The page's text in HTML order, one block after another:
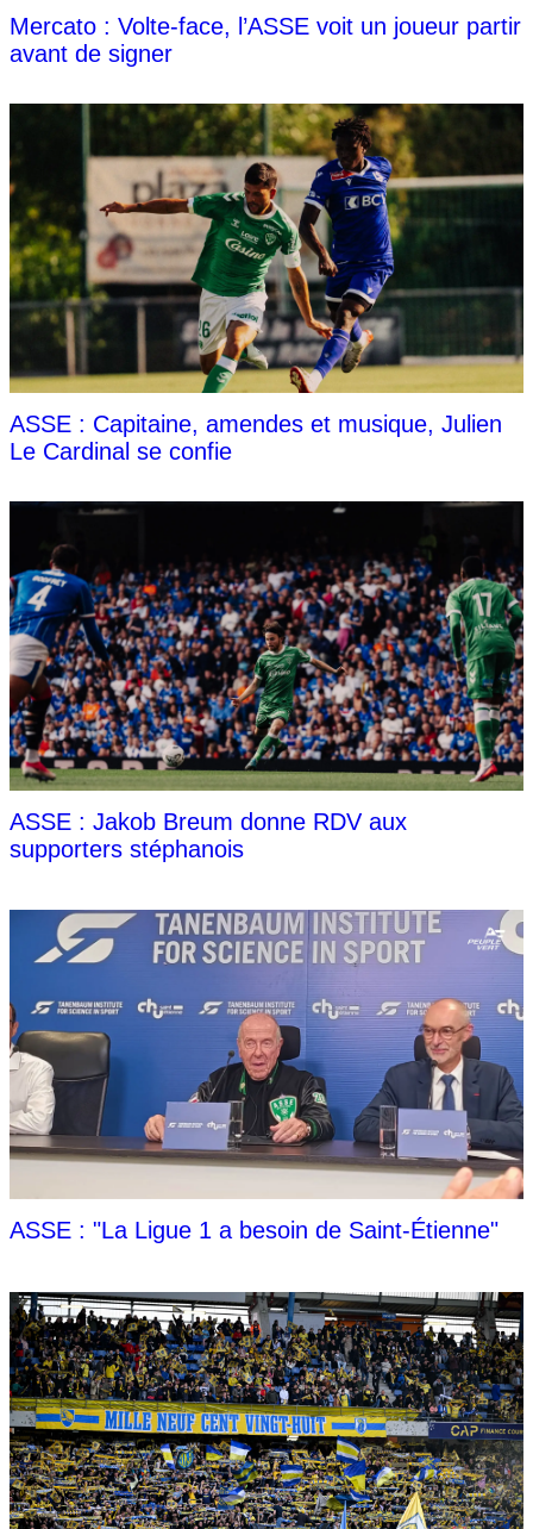
Mercato : Volte-face, l’ASSE voit un joueur partir
avant de signer
ASSE : Capitaine, amendes et musique, Julien
Le Cardinal se confie
ASSE : Jakob Breum donne RDV aux
supporters stéphanois
ASSE : "La Ligue 1 a besoin de Saint-Étienne"